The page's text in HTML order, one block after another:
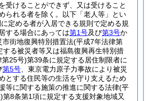
受けることができず、又は受けること
られる者を除く。以下「老人等」とい
定める者が入居できる規則で定める規
する場合にあっては第1号及び第3号か
市街地復興特別措置法(平成7年法律第
する被災者等又は福島復興再生特別措
第25号)第39条に規定する居住制限者に
第5号 、東京電力原子力事故により被災
とする住民等の生活を守り支えるため
等に関する施策の推進に関する法律(平
第8条第1項に規定する支援対象地域又